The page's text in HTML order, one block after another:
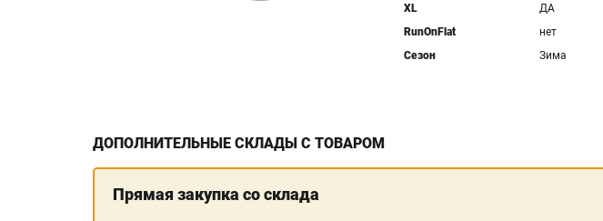
XL
ДА
RunOnFlat
нет
Сезон
Зима
ДОПОЛНИТЕЛЬНЫЕ СКЛАДЫ С ТОВАРОМ
Прямая закупка со склада